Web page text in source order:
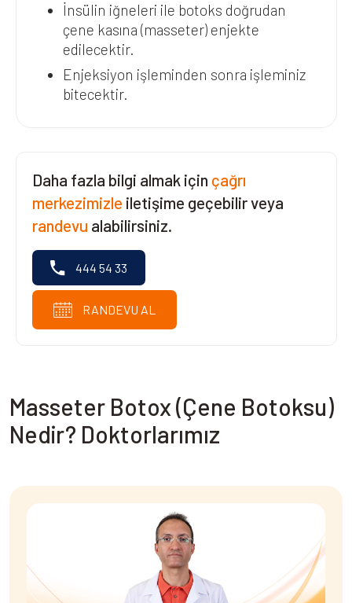
İnsülin iğneleri ile botoks doğrudan
çene kasına (masseter) enjekte
edilecektir.
Enjeksiyon işleminden sonra işleminiz
bitecektir.
Daha fazla bilgi almak için çağrı
merkezimizle iletişime geçebilir veya
randevu alabilirsiniz.
444 54 33
RANDEVU AL
Masseter Botox (Çene Botoksu)
Nedir? Doktorlarımız